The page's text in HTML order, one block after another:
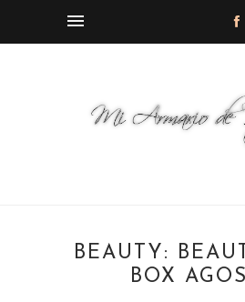
BEAUTY:
BOX